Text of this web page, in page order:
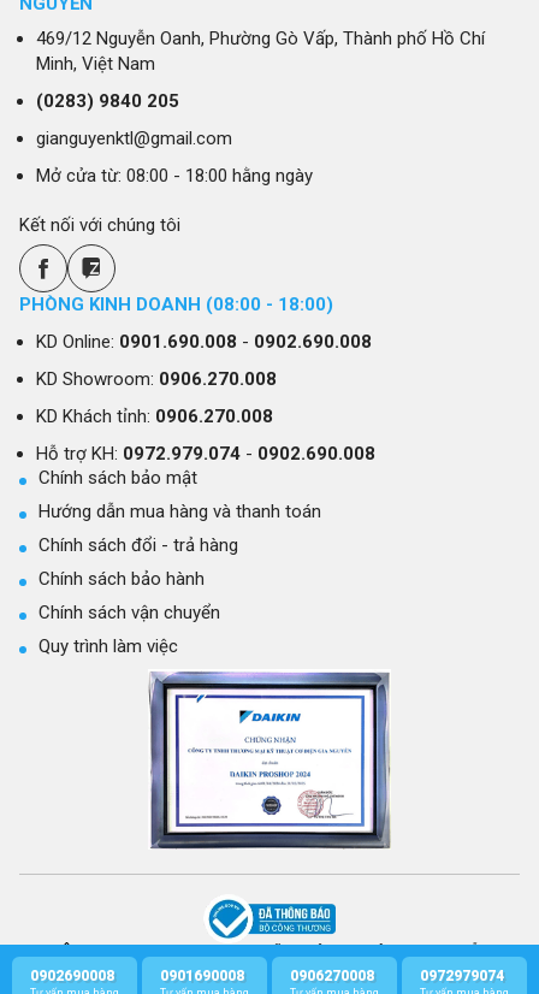
0902690008 0901690008 0906270008 0972979074
469/12 Nguyễn Oanh, Phường Gò Vấp, Thành phố Hồ Chí
Minh, Việt Nam
(0283) 9840 205
gianguyenktl@gmail.com
Mở cửa từ: 08:00 - 18:00 hằng ngày
Kết nối với chúng tôi
PHÒNG KINH DOANH (08:00 - 18:00)
KD Online: 0901.690.008 - 0902.690.008
KD Showroom: 0906.270.008
KD Khách tỉnh: 0906.270.008
Hỗ trợ KH: 0972.979.074- 0902.690.008
Chính sách bảo mật
Hướng dẫn mua hàng và thanh toán
Chính sách đổi - trả hàng
Chính sách bảo hành
Chính sách vận chuyển
Quy trình làm việc
GPKD số: 0314301569 - Cấp ngày 21/03/2017 bởi Sở Kế hoạch và Đầu Tư